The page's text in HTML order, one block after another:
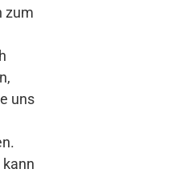
zum
uns
kann